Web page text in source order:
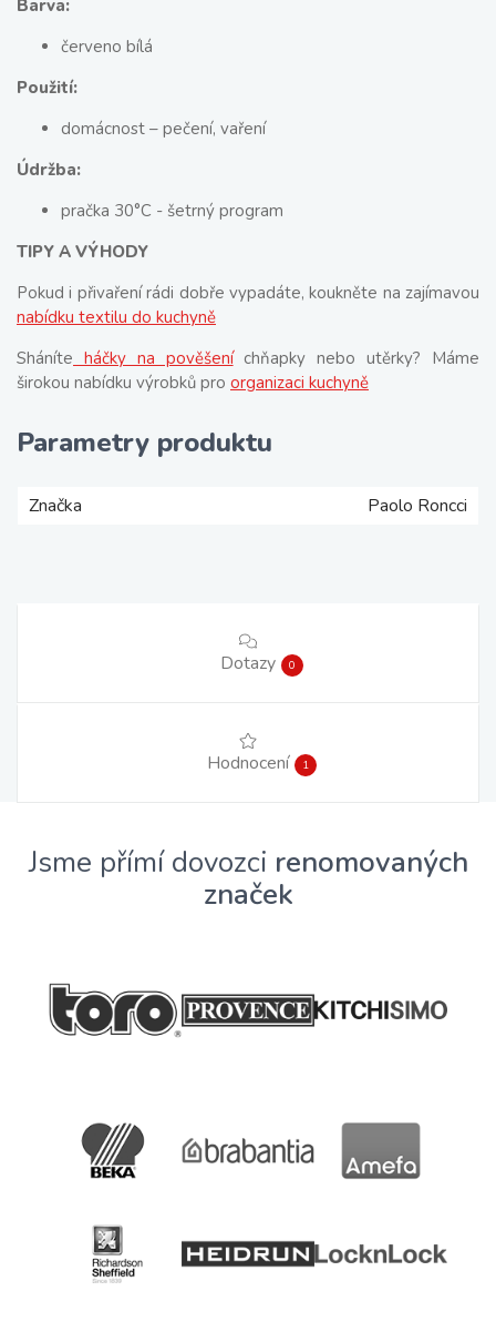
Barva:
červeno bílá
Použití:
domácnost – pečení, vaření
Údržba:
pračka 30°C - šetrný program
TIPY A VÝHODY
Pokud i přivaření rádi dobře vypadáte, koukněte na zajímavou
nabídku textilu do kuchyně
Sháníte háčky na pověšeníchňapky nebo utěrky? Máme
širokou nabídku výrobků pro organizaci kuchyně
Parametry produktu
Značka Paolo Roncci
Dotazy 0
Hodnocení 1
Jsme přímí dovozci renomovaných
značek